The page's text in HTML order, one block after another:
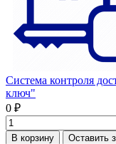
Система контроля
ключ"
0 ₽
В корзину Оставить